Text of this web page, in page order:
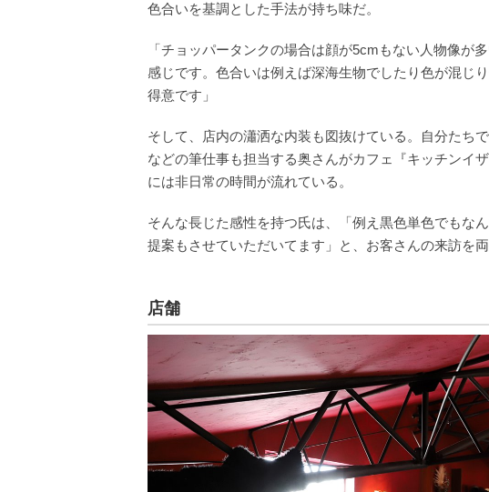
色合いを基調とした手法が持ち味だ。
「チョッパータンクの場合は顔が5cmもない人物像が
感じです。色合いは例えば深海生物でしたり色が混じ
得意です」
そして、店内の瀟洒な内装も図抜けている。自分たち
などの筆仕事も担当する奥さんがカフェ『キッチンイ
には非日常の時間が流れている。
そんな長じた感性を持つ氏は、「例え黒色単色でもな
提案もさせていただいてます」と、お客さんの来訪を
店舗